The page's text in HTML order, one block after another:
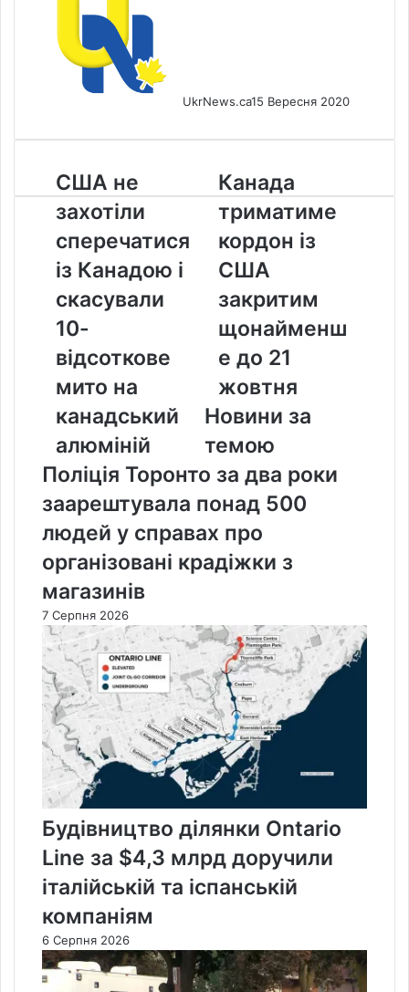
UkrNews.ca15 Вересня 2020
США
не
захотіли
сперечатися
із
Канадою
скасували
10-
відсоткове
мито
на
алюміній
США не
захотіли
сперечатися
із Канадою і
скасували
10-
відсоткове
мито на
канадський
алюміній
Канада
триматиме
кордон
із
США
закритим
щонайменше
до
21
Канада
триматиме
кордон із
США
закритим
щонайменш
е до 21
жовтня
Новини за
темою
Поліція Торонто за два роки
заарештувала понад 500
людей у справах про
організовані крадіжки з
магазинів
7 Серпня 2026
Будівництво ділянки Ontario
Line за $4,3 млрд доручили
італійській та іспанській
компаніям
6 Серпня 2026